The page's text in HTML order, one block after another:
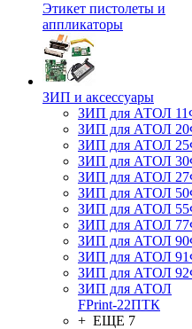
Этикет пистолеты и
аппликаторы
ЗИП и аксессуары
ЗИП для АТОЛ
ЗИП для АТОЛ
ЗИП для АТОЛ
ЗИП для АТОЛ
ЗИП для АТОЛ
ЗИП для АТОЛ
ЗИП для АТОЛ
ЗИП для АТОЛ
ЗИП для АТОЛ
ЗИП для АТОЛ
ЗИП для АТОЛ
ЗИП для АТОЛ
FPrint-22ПТК
+ ЕЩЕ 7